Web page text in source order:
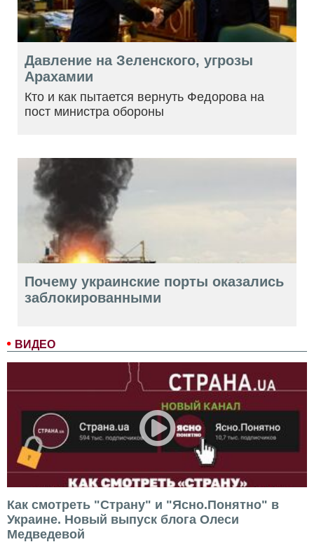
ВИДЕО
Как смотреть "Страну" и "Ясно.Понятно" в
Украине. Новый выпуск блога Олеси
Медведевой
Давление на Зеленского, угрозы
Арахамии
Кто и как пытается вернуть Федорова на
пост министра обороны
Почему украинские порты оказались
заблокированными